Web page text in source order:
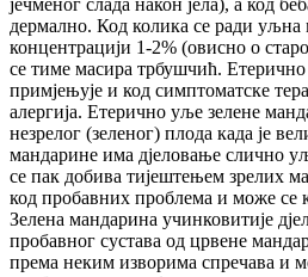
дермално. Код колика се ради уљна
концентрацији 1-2% (овисно о
се тиме масира трбушчић.
примјењује и код симптоматске
алергија. Етерично уље зелене
незрелог (зеленог) плода када је
мандарине има дјеловање слично
се пак добива тијештењем зрелих
код пробавних проблема и може се
Зелена мандарина учинковитије
пробавног сустава од црвене
према неким изворима спречава и